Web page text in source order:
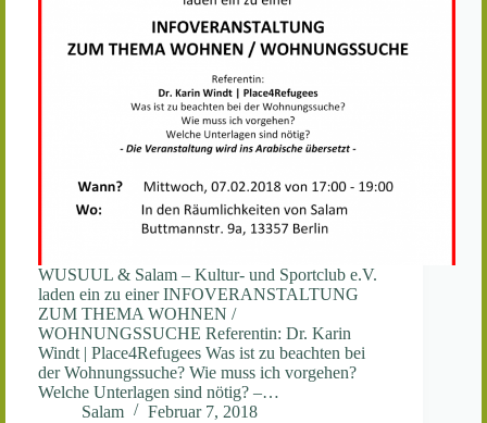
WUSUUL & Salam – Kultur- und Sportclub e.V.
laden ein zu einer INFOVERANSTALTUNG
ZUM THEMA WOHNEN /
WOHNUNGSSUCHE Referentin: Dr. Karin
Windt | Place4Refugees Was ist zu beachten bei
der Wohnungssuche? Wie muss ich vorgehen?
Welche Unterlagen sind nötig? –…
Salam
Februar 7, 2018